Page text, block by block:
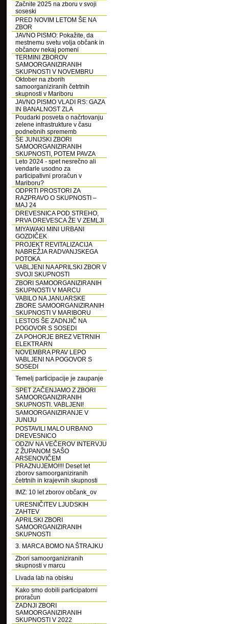
Začnite 2025 na zboru v svoji
soseski
PRED NOVIM LETOM ŠE NA
ZBOR
JAVNO PISMO: Pokažite, da
mestnemu svetu volja občank in
občanov nekaj pomeni
TERMINI ZBOROV
SAMOORGANIZIRANIH
SKUPNOSTI V NOVEMBRU
Oktober na zborih
samoorganiziranih četrtnih
skupnosti v Mariboru
JAVNO PISMO VLADI RS: GAZA
IN BANALNOST ZLA
Poudarki posveta o načrtovanju
zelene infrastrukture v času
podnebnih sprememb
ŠE JUNIJSKI ZBORI
SAMOORGANIZIRANIH
SKUPNOSTI, POTEM PAVZA
Leto 2024 - spet nesrečno ali
vendarle usodno za
participativni proračun v
Mariboru?
ODPRTI PROSTORI ZA
RAZPRAVO O SKUPNOSTI –
MAJ 24
DREVESNICA POD STREHO,
PRVA DREVESCA ŽE V ZEMLJI
MIYAWAKI MINI URBANI
GOZDIČEK
PROJEKT REVITALIZACIJA
NABREŽJA RADVANJSKEGA
POTOKA
VABLJENI NA APRILSKI ZBOR V
SVOJI SKUPNOSTI
ZBORI SAMOORGANIZIRANIH
SKUPNOSTI V MARCU
VABILO NA JANUARSKE
ZBORE SAMOORGANIZIRANIH
SKUPNOSTI V MARIBORU
LESTOS ŠE ZADNJIČ NA
POGOVOR S SOSEDI
ZA POHORJE BREZ VETRNIH
ELEKTRARN
NOVEMBRA PRAV LEPO
VABLJENI NA POGOVOR S
SOSEDI
Temelj participacije je zaupanje
SPET ZAČENJAMO Z ZBORI
SAMOORGANIZIRANIH
SKUPNOSTI. VABLJENI!
SAMOORGANIZIRANJE V
JUNIJU
POSTAVILI MALO URBANO
DREVESNICO
ODZIV NA VEČEROV INTERVJU
Z ŽUPANOM SAŠO
ARSENOVIČEM
PRAZNUJEMO!!!! Deset let
zborov samoorganiziranih
četrtnih in krajevnih skupnosti
IMZ: 10 let zborov občank_ov
URESNIČITEV LJUDSKIH
ZAHTEV
APRILSKI ZBORI
SAMOORGANIZIRANIH
SKUPNOSTI
3. MARCA BOMO NA ŠTRAJKU
Zbori samoorganiziranih
skupnosti v marcu
Livada lab na obisku
Kako smo dobili participatorni
proračun
ZADNJI ZBORI
SAMOORGANIZIRANIH
SKUPNOSTI V 2022